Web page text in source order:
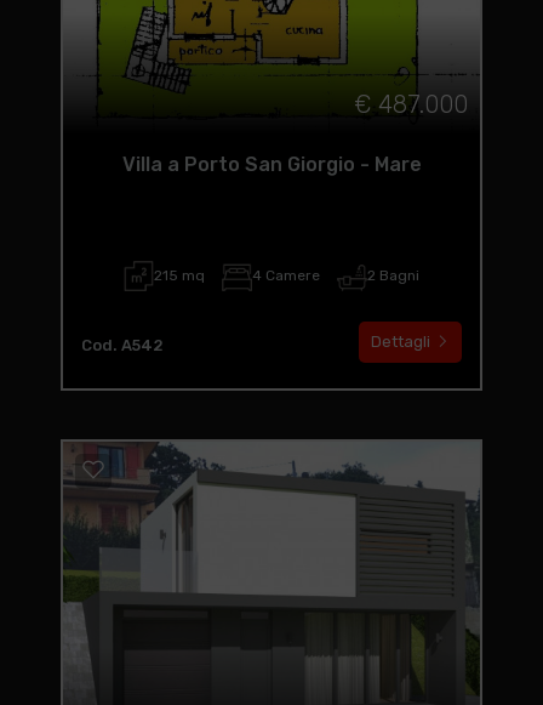
€ 487.000
Villa a Porto San Giorgio - Mare
215 mq 4 Camere 2 Bagni
Cod. A542 Dettagli